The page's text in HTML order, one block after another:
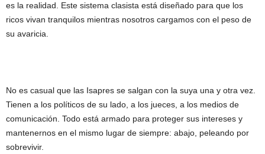
es la realidad. Este sistema clasista está diseñado para que los
ricos vivan tranquilos mientras nosotros cargamos con el peso de
su avaricia.
No es casual que las Isapres se salgan con la suya una y otra vez.
Tienen a los políticos de su lado, a los jueces, a los medios de
comunicación. Todo está armado para proteger sus intereses y
mantenernos en el mismo lugar de siempre: abajo, peleando por
sobrevivir.